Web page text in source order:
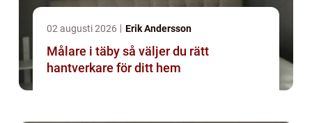
02 augusti 2026 Erik Andersson
Målare i täby så väljer du rätt
hantverkare för ditt hem